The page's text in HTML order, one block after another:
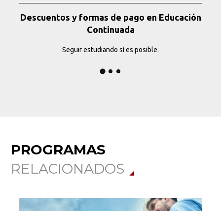
Descuentos y formas de pago en Educación
Continuada
Seguir estudiando sí es posible.
PROGRAMAS
RELACIONADOS